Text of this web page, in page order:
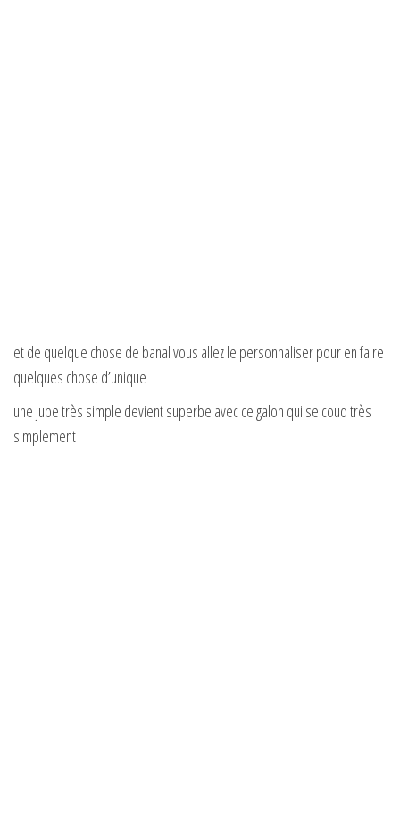
et de quelque chose de banal vous allez le personnaliser pour en faire
quelques chose d’unique
une jupe très simple devient superbe avec ce galon qui se coud très
simplement